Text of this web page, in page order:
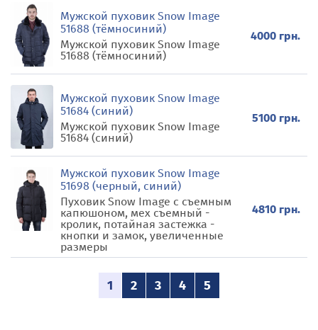
Мужской пуховик Snow Image
51688 (тёмносиний)
Мужской пуховик Snow Image
51688 (тёмносиний)
4000 грн.
Мужской пуховик Snow Image
51684 (синий)
Мужской пуховик Snow Image
51684 (синий)
5100 грн.
Мужской пуховик Snow Image
51698 (черный, синий)
Пуховик Snow Image с съемным
капюшоном, мех съемный -
кролик, потайная застежка -
кнопки и замок, увеличенные
размеры
4810 грн.
1 2 3 4 5